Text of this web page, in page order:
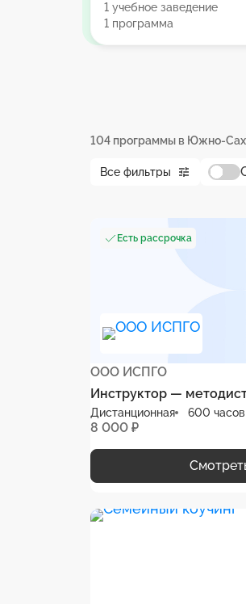
1 учебное заведение
1 программа
104 программы в Южно-
Все фильтры
Есть рассрочка
ООО ИСПГО
Инструктор —
Дистанционная 600 часов
8 000 ₽